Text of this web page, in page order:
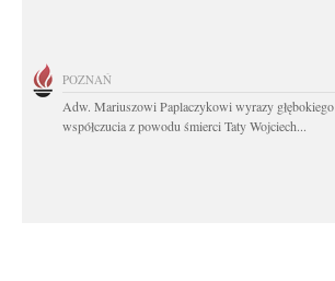
POZNAŃ
Adw. Mariuszowi Paplaczykowi wyrazy głębokiego
współczucia z powodu śmierci Taty Wojciech...